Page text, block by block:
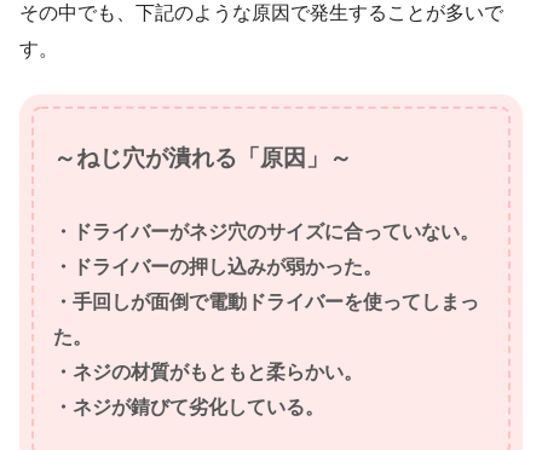
その中でも、下記のような原因で発生することが多いで
す。
～ねじ穴が潰れる「原因」～
・ドライバーがネジ穴のサイズに合っていない。
・ドライバーの押し込みが弱かった。
・手回しが面倒で電動ドライバーを使ってしまっ
た。
・ネジの材質がもともと柔らかい。
・ネジが錆びて劣化している。